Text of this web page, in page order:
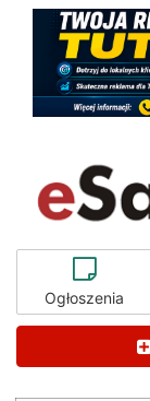
Ogłoszenia